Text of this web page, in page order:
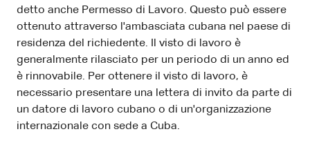
detto anche Permesso di Lavoro. Questo può essere
ottenuto attraverso l'ambasciata cubana nel paese di
residenza del richiedente. Il visto di lavoro è
generalmente rilasciato per un periodo di un anno ed
è rinnovabile. Per ottenere il visto di lavoro, è
necessario presentare una lettera di invito da parte di
un datore di lavoro cubano o di un'organizzazione
internazionale con sede a Cuba.